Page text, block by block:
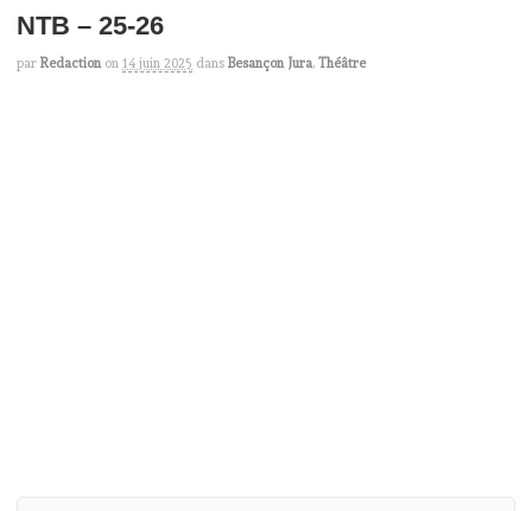
NTB – 25-26
par Redaction on 14 juin 2025 dans Besançon Jura, Théâtre